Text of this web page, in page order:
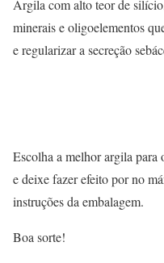
Argila com alto teor de
minerais e oligoelementos
e regularizar a secreção
Escolha a melhor argila para
e deixe fazer efeito por no
instruções da embalagem.
Boa sorte!